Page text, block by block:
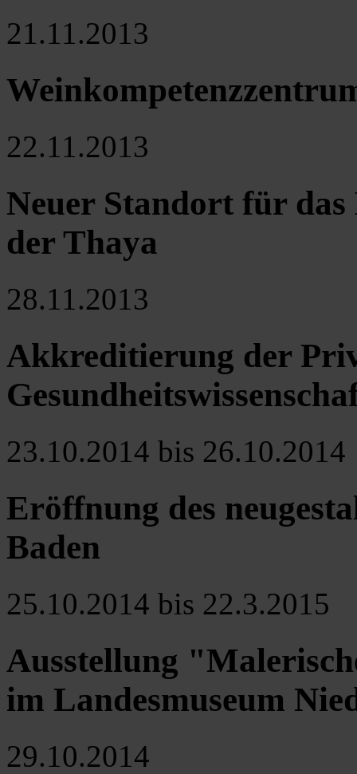
21.11.2013
22.11.2013
Neuer Standort für
der Thaya
28.11.2013
Akkreditierung der
23.10.2014 bis 26.10.2014
Eröffnung des
Baden
25.10.2014 bis 22.3.2015
Ausstellung
im Landesmuseum
29.10.2014